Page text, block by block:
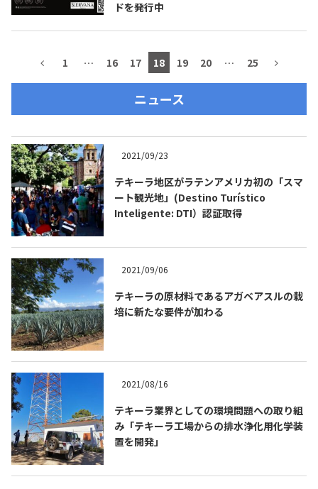
ドを発行中
1 … 16 17 18 19 20 … 25
ニュース
2021/09/23
テキーラ地区がラテンアメリカ初の「スマ
ート観光地」(Destino Turístico
Inteligente: DTI）認証取得
2021/09/06
テキーラの原材料であるアガベアスルの栽
培に新たな要件が加わる
2021/08/16
テキーラ業界としての環境問題への取り組
み「テキーラ工場からの排水浄化用化学装
置を開発」